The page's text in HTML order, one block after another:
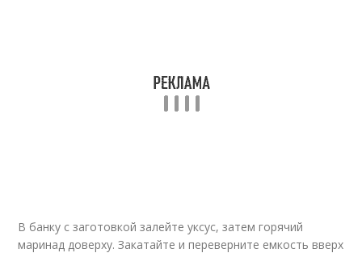
В банку с заготовкой залейте уксус, затем горячий
маринад доверху. Закатайте и переверните емкость вверх